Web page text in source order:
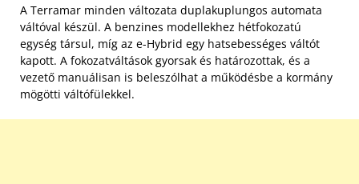
A Terramar minden változata duplakuplungos automata
váltóval készül. A benzines modellekhez hétfokozatú
egység társul, míg az e-Hybrid egy hatsebességes váltót
kapott. A fokozatváltások gyorsak és határozottak, és a
vezető manuálisan is beleszólhat a működésbe a kormány
mögötti váltófülekkel.